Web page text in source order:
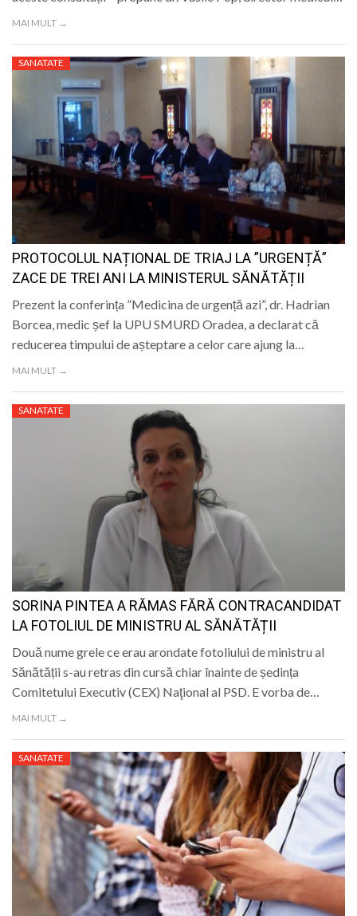
MAI MULT →
SANATATE
PROTOCOLUL NAȚIONAL DE TRIAJ LA ”URGENȚĂ”
ZACE DE TREI ANI LA MINISTERUL SĂNĂTĂȚII
Prezent la conferința ”Medicina de urgență azi”, dr. Hadrian
Borcea, medic șef la UPU SMURD Oradea, a declarat că
reducerea timpului de așteptare a celor care ajung la…
MAI MULT →
SANATATE
SORINA PINTEA A RĂMAS FĂRĂ CONTRACANDIDAT
LA FOTOLIUL DE MINISTRU AL SĂNĂTĂȚII
Două nume grele ce erau arondate fotoliului de ministru al
Sănătății s-au retras din cursă chiar înainte de ședința
Comitetului Executiv (CEX) Naţional al PSD. E vorba de…
MAI MULT →
SANATATE